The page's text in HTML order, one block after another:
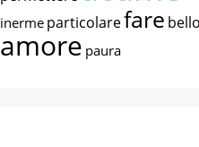
inerme particolarefare bello
amore paura